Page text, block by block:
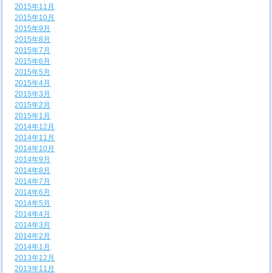
2015年11月
2015年10月
2015年9月
2015年8月
2015年7月
2015年6月
2015年5月
2015年4月
2015年3月
2015年2月
2015年1月
2014年12月
2014年11月
2014年10月
2014年9月
2014年8月
2014年7月
2014年6月
2014年5月
2014年4月
2014年3月
2014年2月
2014年1月
2013年12月
2013年11月